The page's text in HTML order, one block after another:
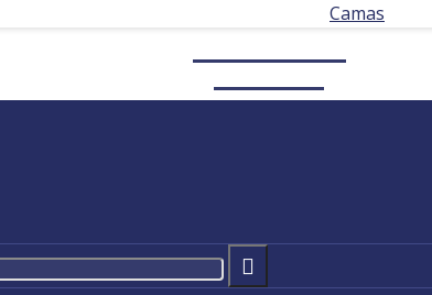
Camas
Contacto